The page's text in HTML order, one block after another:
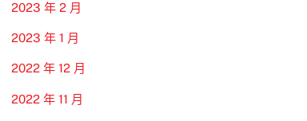
2023 年 2 月
2023 年 1 月
2022 年 12 月
2022 年 11 月